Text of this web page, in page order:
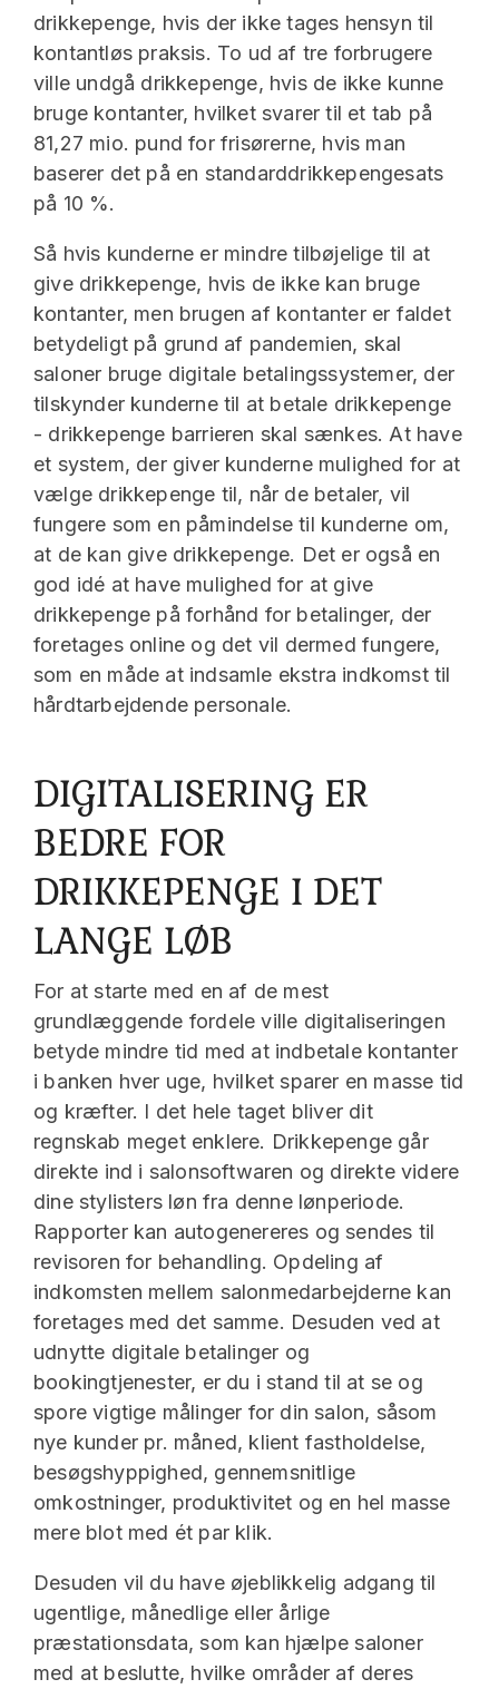
drikkepenge, hvis der ikke tages hensyn til
kontantløs praksis. To ud af tre forbrugere
ville undgå drikkepenge, hvis de ikke kunne
bruge kontanter, hvilket svarer til et tab på
81,27 mio. pund for frisørerne, hvis man
baserer det på en standarddrikkepengesats
på 10 %.
Så hvis kunderne er mindre tilbøjelige til at
give drikkepenge, hvis de ikke kan bruge
kontanter, men brugen af kontanter er faldet
betydeligt på grund af pandemien, skal
saloner bruge digitale betalingssystemer, der
tilskynder kunderne til at betale drikkepenge
- drikkepenge barrieren skal sænkes. At have
et system, der giver kunderne mulighed for at
vælge drikkepenge til, når de betaler, vil
fungere som en påmindelse til kunderne om,
at de kan give drikkepenge. Det er også en
god idé at have mulighed for at give
drikkepenge på forhånd for betalinger, der
foretages online og det vil dermed fungere,
som en måde at indsamle ekstra indkomst til
hårdtarbejdende personale.
DIGITALISERING ER
BEDRE FOR
DRIKKEPENGE I DET
LANGE LØB
For at starte med en af de mest
grundlæggende fordele ville digitaliseringen
betyde mindre tid med at indbetale kontanter
i banken hver uge, hvilket sparer en masse tid
og kræfter. I det hele taget bliver dit
regnskab meget enklere. Drikkepenge går
direkte ind i salonsoftwaren og direkte videre
dine stylisters løn fra denne lønperiode.
Rapporter kan autogenereres og sendes til
revisoren for behandling. Opdeling af
indkomsten mellem salonmedarbejderne kan
foretages med det samme. Desuden ved at
udnytte digitale betalinger og
bookingtjenester, er du i stand til at se og
spore vigtige målinger for din salon, såsom
nye kunder pr. måned, klient fastholdelse,
besøgshyppighed, gennemsnitlige
omkostninger, produktivitet og en hel masse
mere blot med ét par klik.
Desuden vil du have øjeblikkelig adgang til
ugentlige, månedlige eller årlige
præstationsdata, som kan hjælpe saloner
med at beslutte, hvilke områder af deres